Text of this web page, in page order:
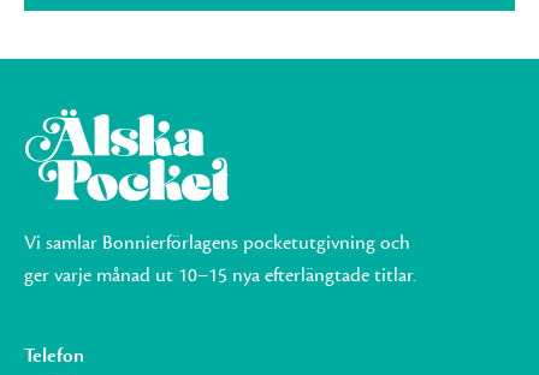
Vi samlar Bonnierförlagens pocketutgivning och
ger varje månad ut 10–15 nya efterlängtade titlar.
Telefon